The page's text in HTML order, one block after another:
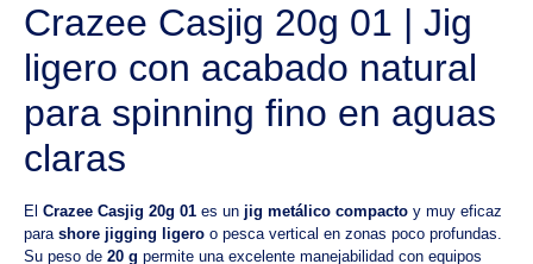
Crazee Casjig 20g 01 | Jig
ligero con acabado natural
para spinning fino en aguas
claras
El Crazee Casjig 20g 01 es un jig metálico compacto y muy eficaz
para shore jigging ligero o pesca vertical en zonas poco profundas.
Su peso de 20 g permite una excelente manejabilidad con equipos